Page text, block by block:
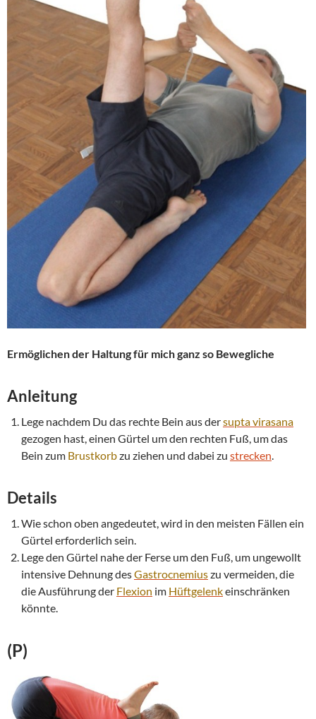
Ermöglichen der Haltung für mich ganz so Bewegliche
Anleitung
Lege nachdem Du das rechte Bein aus dersuptavirasana
gezogen hast, einen Gürtel um den rechten Fuß, um das
Bein zum Brustkorbzu ziehen und dabei zu strecken
Details
Wie schon oben angedeutet, wird in den meisten Fällen ein
Gürtel erforderlich sein.
Lege den Gürtel nahe der Ferse um den Fuß, um ungewollt
intensive Dehnung desGastrocnemiuszu vermeiden, die
die Ausführung der Flexion im Hüftgelenkeinschränken
könnte.
(P)